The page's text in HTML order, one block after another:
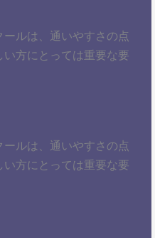
ルは、通いやすさの点
方にとっては重要な要
ルは、通いやすさの点
方にとっては重要な要